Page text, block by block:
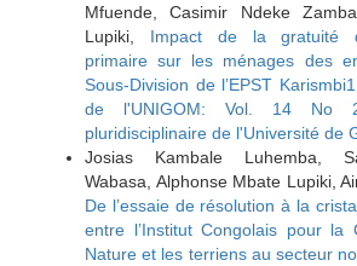
Mfuende, Casimir Ndeke
Lupiki, Impact de la gratuité
primaire sur les ménages des
Sous-Division de l’EPST
de l'UNIGOM: Vol. 14 No
pluridisciplinaire de l'Université de
Josias Kambale Luhemba,
Wabasa, Alphonse Mbate Lupiki,
De l’essaie de résolution à la
entre l’Institut Congolais pour la
Nature et les terriens au secteur